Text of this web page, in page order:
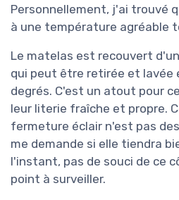
Personnellement, j'ai trouvé
à une température agréable
Le matelas est recouvert
qui peut être retirée et lavée
degrés. C'est un atout pour
leur literie fraîche et propre.
fermeture éclair n'est pas
me demande si elle tiendra
l'instant, pas de souci de ce
point à surveiller.